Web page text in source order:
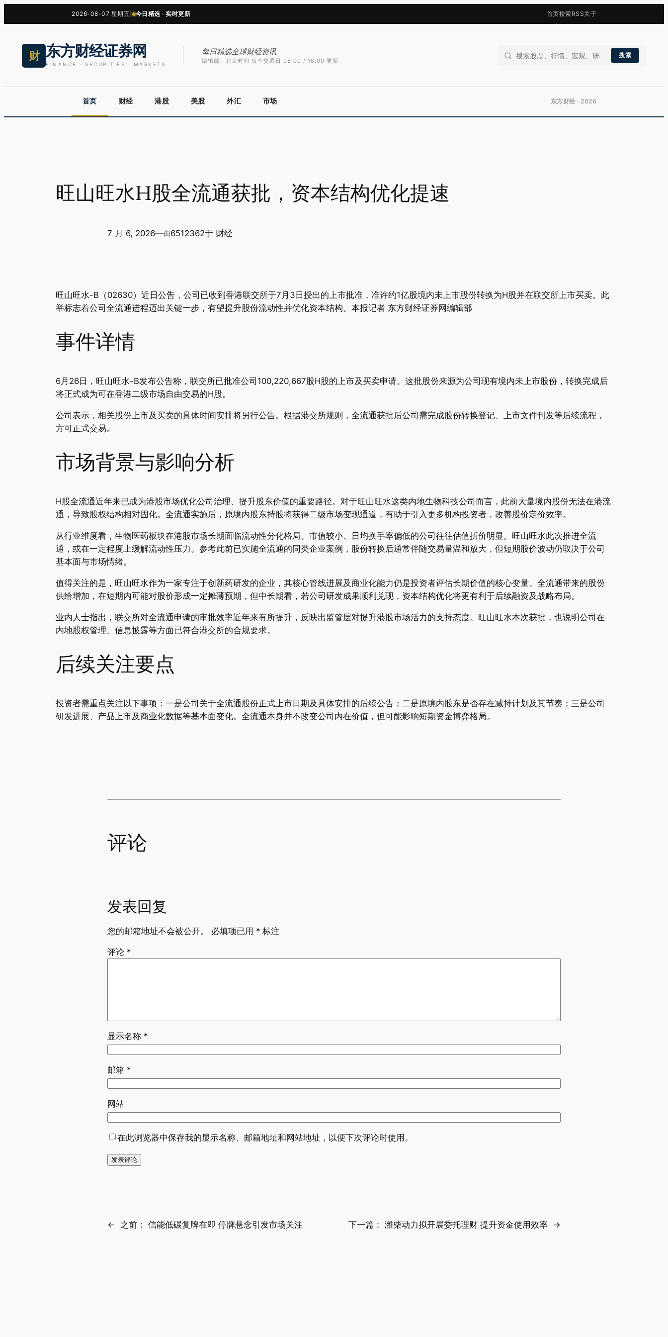
至
2026-08-07 星期五 | 今日精选 · 实时更新 首页搜索RSS关于
财 东方财经证券网
FINANCE · SECURITIES · MARKETS
每日精选全球财经资讯
编辑部 · 北京时间 每个交易日 08:00 / 18:00 更新
搜索
首页 财经 港股 美股 外汇 市场 东方财经 · 2026
旺山旺水H股全流通获批，资本结构优化提速
7 月 6, 2026—由6512362于 财经
旺山旺水-B（02630）近日公告，公司已收到香港联交所于7月3日授出的上市批准，准许约1亿股境内未上市股份转换为H股并在联交所上市买卖。此
举标志着公司全流通进程迈出关键一步，有望提升股份流动性并优化资本结构。本报记者 东方财经证券网编辑部
事件详情
6月26日，旺山旺水-B发布公告称，联交所已批准公司100,220,667股H股的上市及买卖申请。这批股份来源为公司现有境内未上市股份，转换完成后
将正式成为可在香港二级市场自由交易的H股。
公司表示，相关股份上市及买卖的具体时间安排将另行公告。根据港交所规则，全流通获批后公司需完成股份转换登记、上市文件刊发等后续流程，
方可正式交易。
市场背景与影响分析
H股全流通近年来已成为港股市场优化公司治理、提升股东价值的重要路径。对于旺山旺水这类内地生物科技公司而言，此前大量境内股份无法在港流
通，导致股权结构相对固化。全流通实施后，原境内股东持股将获得二级市场变现通道，有助于引入更多机构投资者，改善股价定价效率。
从行业维度看，生物医药板块在港股市场长期面临流动性分化格局。市值较小、日均换手率偏低的公司往往估值折价明显。旺山旺水此次推进全流
通，或在一定程度上缓解流动性压力。参考此前已实施全流通的同类企业案例，股份转换后通常伴随交易量温和放大，但短期股价波动仍取决于公司
基本面与市场情绪。
值得关注的是，旺山旺水作为一家专注于创新药研发的企业，其核心管线进展及商业化能力仍是投资者评估长期价值的核心变量。全流通带来的股份
供给增加，在短期内可能对股价形成一定摊薄预期，但中长期看，若公司研发成果顺利兑现，资本结构优化将更有利于后续融资及战略布局。
业内人士指出，联交所对全流通申请的审批效率近年来有所提升，反映出监管层对提升港股市场活力的支持态度。旺山旺水本次获批，也说明公司在
内地股权管理、信息披露等方面已符合港交所的合规要求。
后续关注要点
投资者需重点关注以下事项：一是公司关于全流通股份正式上市日期及具体安排的后续公告；二是原境内股东是否存在减持计划及其节奏；三是公司
研发进展、产品上市及商业化数据等基本面变化。全流通本身并不改变公司内在价值，但可能影响短期资金博弈格局。
评论
发表回复
您的邮箱地址不会被公开。 必填项已用 * 标注
评论 *
显示名称 *
邮箱 *
网站
在此浏览器中保存我的显示名称、邮箱地址和网站地址，以便下次评论时使用。
← 之前： 信能低碳复牌在即 停牌悬念引发市场关注 下一篇： 潍柴动力拟开展委托理财 提升资金使用效率 →